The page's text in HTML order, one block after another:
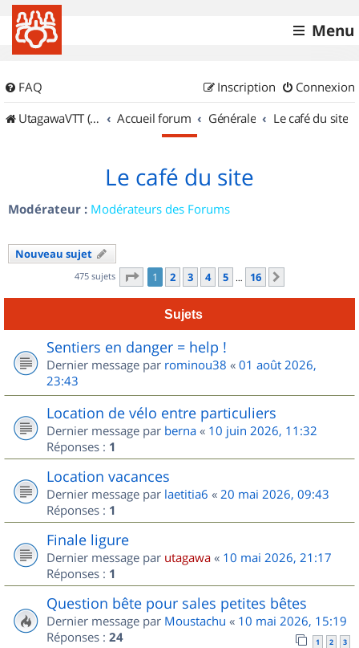
Menu
FAQ Connexion
Inscription
UtagawaVTT (Randos VTT et VTTAE avec traces GPS)
Accueil forum Générale Le café du site
Le café du site
Modérateur : Modérateurs des Forums
Nouveau sujet
475 sujets Page 1sur
1 2 3 4 5 … 16
Sujets
Sentiers en danger = help !
Dernier message par rominou38 « 01 août 2026,
23:43
Location de vélo entre particuliers
Dernier message par berna « 10 juin 2026, 11:32
Réponses : 1
Location vacances
Dernier message par laetitia6 « 20 mai 2026, 09:43
Réponses : 1
Finale ligure
Dernier message par utagawa « 10 mai 2026, 21:17
Réponses : 1
Question bête pour sales petites bêtes
Dernier message par Moustachu « 10 mai 2026, 15:19
Réponses : 24 1 2 3